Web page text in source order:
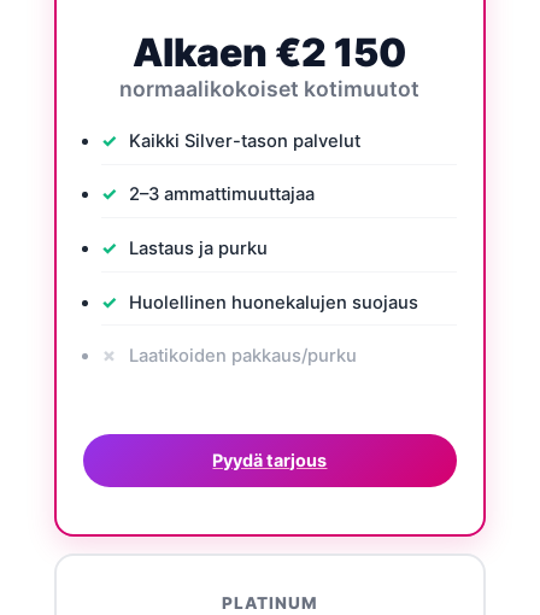
Alkaen €2 150
normaalikokoiset kotimuutot
Kaikki Silver-tason palvelut
2–3 ammattimuuttajaa
Lastaus ja purku
Huolellinen huonekalujen suojaus
Laatikoiden pakkaus/purku
Pyydä tarjous
PLATINUM